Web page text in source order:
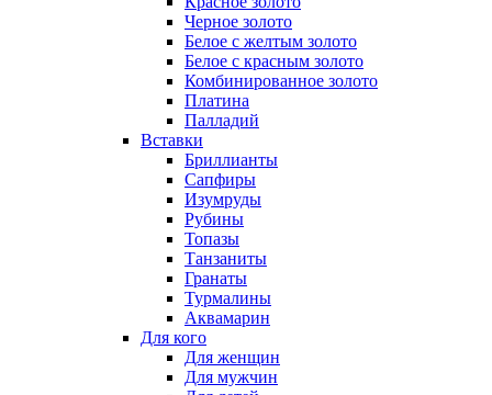
Черное золото
Белое с желтым золото
Белое с красным золото
Комбинированное золото
Платина
Палладий
Вставки
Бриллианты
Сапфиры
Изумруды
Рубины
Топазы
Танзаниты
Гранаты
Турмалины
Аквамарин
Для кого
Для женщин
Для мужчин